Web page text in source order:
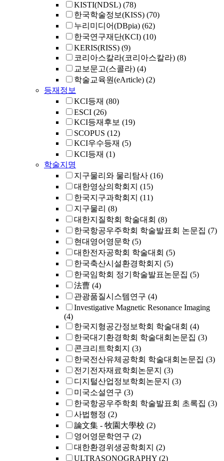
KISTI(NDSL) (78)
한국학술정보(KISS) (70)
누리미디어(DBpia) (62)
한국연구재단(KCI) (10)
KERIS(RISS) (9)
코리아스칼라(코리아스칼라) (8)
교보문고(스콜라) (4)
학술교육원(eArticle) (2)
등재정보
KCI등재 (80)
ESCI (26)
KCI등재후보 (19)
SCOPUS (12)
KCI우수등재 (5)
KCI등재 (1)
학술지명
지구물리와 물리탐사 (16)
대한영상의학회지 (15)
한국지구과학회지 (11)
지구물리 (8)
대한지질학회 학술대회 (8)
한국항공우주학회 학술발표회 논문집 (7)
현대영어영문학 (5)
대한전자공학회 학술대회 (5)
한국축산시설환경학회지 (5)
한국임학회 정기학술발표논문집 (5)
法曹 (4)
관광품질시스템연구 (4)
Investigative Magnetic Resonance Imaging
(4)
한국지형공간정보학회 학술대회 (4)
한국대기환경학회 학술대회논문집 (3)
콘크리트학회지 (3)
한국전산유체공학회 학술대회논문집 (3)
전기전자재료학회논문지 (3)
디지털산업정보학회논문지 (3)
미국소설연구 (3)
한국항공우주학회 학술발표회 초록집 (3)
사법행정 (2)
論文集 - 牧園大學校 (2)
영어영문학연구 (2)
대한환경위생공학회지 (2)
ULTRASONOGRAPHY (2)